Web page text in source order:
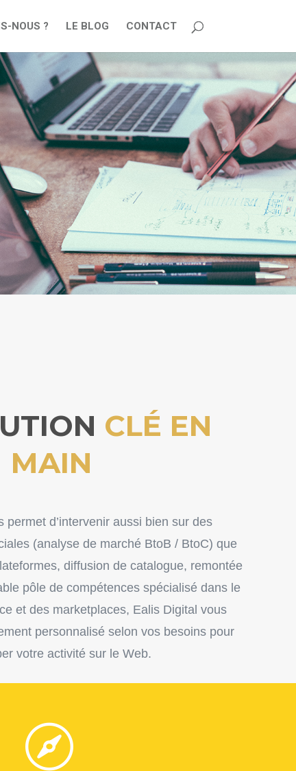
NOUS ? LE BLOG CONTACT
CLÉ EN
MAIN
permet d’intervenir aussi bien sur des
(analyse de marché BtoB / BtoC) que
diffusion de catalogue, remontée
pôle de compétences spécialisé dans le
et des marketplaces, Ealis Digital vous
personnalisé selon vos besoins pour
votre activité sur le Web.
